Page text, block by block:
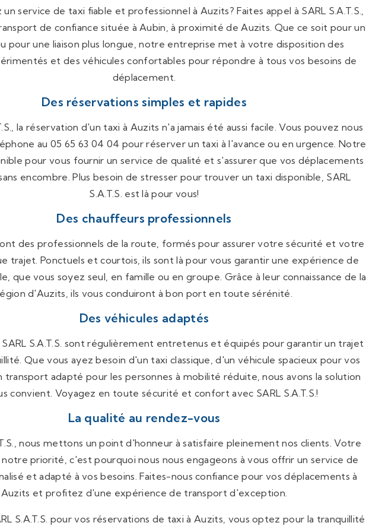
service de taxi fiable et professionnel à Auzits? Faites appel à SARL S.A.T.S.,
de confiance située à Aubin, à proximité de Auzits. Que ce soit pour un
pour une liaison plus longue, notre entreprise met à votre disposition des
et des véhicules confortables pour répondre à tous vos besoins de
déplacement.
Des réservations simples et rapides
la réservation d'un taxi à Auzits n'a jamais été aussi facile. Vous pouvez nous
au 05 65 63 04 04 pour réserver un taxi à l'avance ou en urgence. Notre
pour vous fournir un service de qualité et s'assurer que vos déplacements
encombre. Plus besoin de stresser pour trouver un taxi disponible, SARL
S.A.T.S. est là pour vous!
Des chauffeurs professionnels
des professionnels de la route, formés pour assurer votre sécurité et votre
trajet. Ponctuels et courtois, ils sont là pour vous garantir une expérience de
que vous soyez seul, en famille ou en groupe. Grâce à leur connaissance de la
d'Auzits, ils vous conduiront à bon port en toute sérénité.
Des véhicules adaptés
SARL S.A.T.S. sont régulièrement entretenus et équipés pour garantir un trajet
Que vous ayez besoin d'un taxi classique, d'un véhicule spacieux pour vos
transport adapté pour les personnes à mobilité réduite, nous avons la solution
convient. Voyagez en toute sécurité et confort avec SARL S.A.T.S.!
La qualité au rendez-vous
nous mettons un point d'honneur à satisfaire pleinement nos clients. Votre
priorité, c'est pourquoi nous nous engageons à vous offrir un service de
et adapté à vos besoins. Faites-nous confiance pour vos déplacements à
Auzits et profitez d'une expérience de transport d'exception.
S.A.T.S. pour vos réservations de taxi à Auzits, vous optez pour la tranquillité